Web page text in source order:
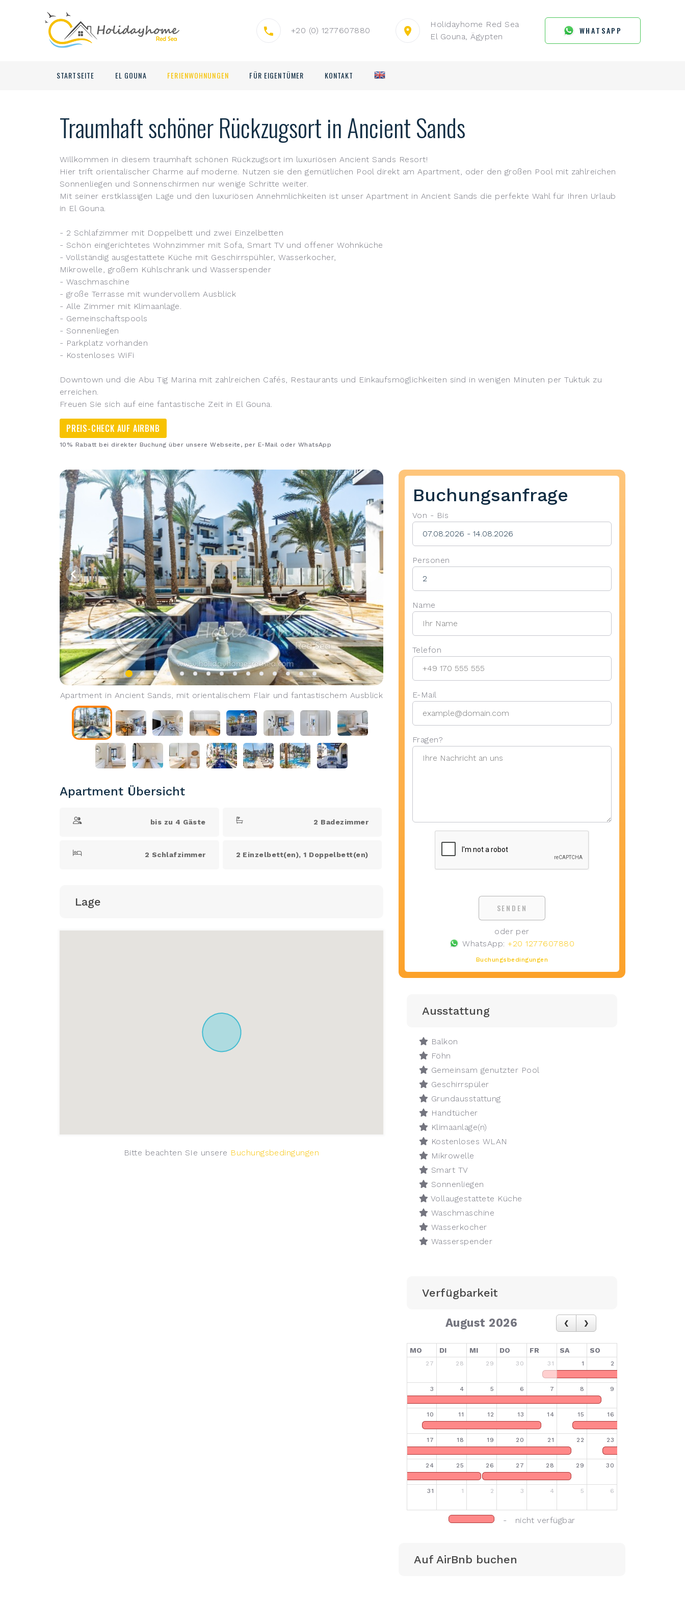
+20 (0) 1277607880
Holidayhome Red Sea
El Gouna, Ägypten
WHATSAPP
STARTSEITE EL GOUNA FERIENWOHNUNGEN FÜR EIGENTÜMER KONTAKT
Traumhaft schöner Rückzugsort in Ancient Sands
Willkommen in diesem traumhaft schönen Rückzugsort im luxuriösen Ancient Sands Resort!
Hier trift orientalischer Charme auf moderne. Nutzen sie den gemütlichen Pool direkt am Apartment, oder den großen Pool mit zahlreichen
Sonnenliegen und Sonnenschirmen nur wenige Schritte weiter.
Mit seiner erstklassigen Lage und den luxuriösen Annehmlichkeiten ist unser Apartment in Ancient Sands die perfekte Wahl für Ihren Urlaub
in El Gouna.
- 2 Schlafzimmer mit Doppelbett und zwei Einzelbetten
- Schön eingerichtetes Wohnzimmer mit Sofa, Smart TV und offener Wohnküche
- Vollständig ausgestattete Küche mit Geschirrspühler, Wasserkocher,
Mikrowelle, großem Kühlschrank und Wasserspender
- Waschmaschine
- große Terrasse mit wundervollem Ausblick
- Alle Zimmer mit Klimaanlage.
- Gemeinschaftspools
- Sonnenliegen
- Parkplatz vorhanden
- Kostenloses WiFi
Downtown und die Abu Tig Marina mit zahlreichen Cafés, Restaurants und Einkaufsmöglichkeiten sind in wenigen Minuten per Tuktuk zu
erreichen.
Freuen Sie sich auf eine fantastische Zeit in El Gouna.
PREIS-CHECK AUF AIRBNB
10% Rabatt bei direkter Buchung über unsere Webseite, per E-Mail oder WhatsApp
Apartment in Ancient Sands, mit orientalischem Flair und fantastischem Ausblick
Apartment Übersicht
bis zu 4 Gäste 2 Badezimmer
2 Schlafzimmer 2 Einzelbett(en), 1 Doppelbett(en)
Lage
Bitte beachten SIe unsere Buchungsbedingungen
Buchungsanfrage
Von - Bis
Personen
Name
Telefon
E-Mail
Fragen?
SENDEN
oder per
WhatsApp:+20 1277607880
Buchungsbedingungen
Ausstattung
Balkon
Föhn
Gemeinsam genutzter Pool
Geschirrspüler
Grundausstattung
Handtücher
Klimaanlage(n)
Kostenloses WLAN
Mikrowelle
Smart TV
Sonnenliegen
Vollaugestattete Küche
Waschmaschine
Wasserkocher
Wasserspender
Verfügbarkeit
August 2026
MO DI MI DO FR SA SO
27 28 29 30 31 1 2
3 4 5 6 7 8 9
10 11 12 13 14 15 16
17 18 19 20 21 22 23
24 25 26 27 28 29 30
31 1 2 3 4 5 6
- nicht verfügbar
Auf AirBnb buchen